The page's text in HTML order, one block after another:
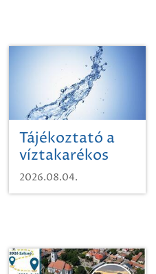
Tájékoztató a
víztakarékos
vízhasználatról
2026.08.04.